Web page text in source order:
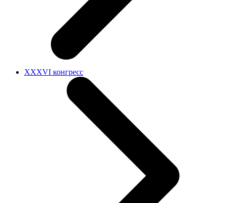
XXXVI конгресс